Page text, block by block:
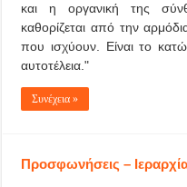
και η οργανική της
καθορίζεται από την
που ισχύουν. Είναι το
αυτοτέλεια."
Συνέχεια »
Προσφωνήσεις –